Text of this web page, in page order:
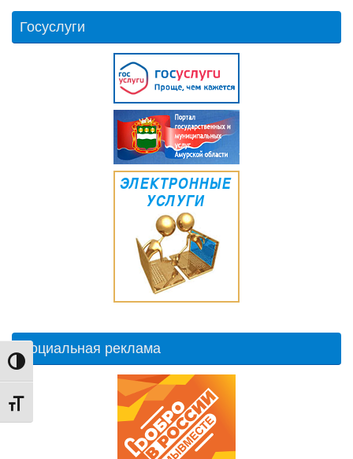
Переключить на высокую контрастность
Переключить на увеличенный шрифт
Госуслуги
Социальная реклама